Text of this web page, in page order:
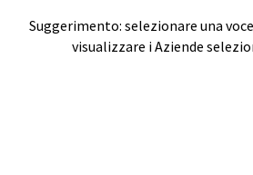
Suggerimento: selezionare una
visualizzare i Aziende